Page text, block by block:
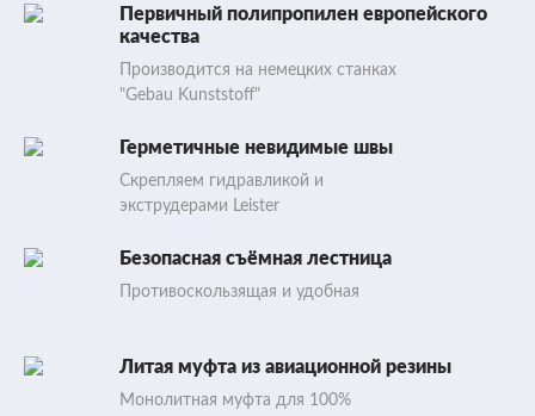
Первичный полипропилен европейского
качества
Производится на немецких станках
"Gebau Kunststoff"
Герметичные невидимые швы
Скрепляем гидравликой и
экструдерами Leister
Безопасная съёмная лестница
Противоскользящая и удобная
Литая муфта из авиационной резины
Монолитная муфта для 100%